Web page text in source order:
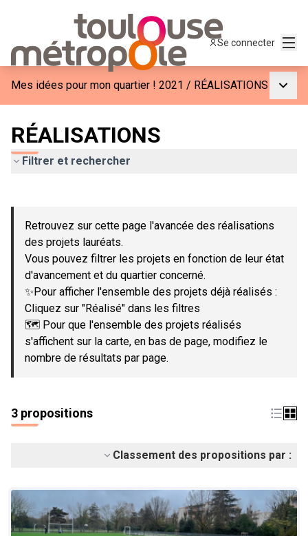
Se connecter
Mes idées pour mon quartier ! 2021 / RÉALISATIONS
RÉALISATIONS
Filtrer et rechercher
−
Retrouvez sur cette page l'avancée des réalisations
des projets lauréats.
Vous pouvez filtrer les projets en fonction de leur état
d'avancement et du quartier concerné.
✨Pour afficher l'ensemble des projets déjà réalisés :
Cliquez sur "Réalisé" dans les filtres
🗺️ Pour que l'ensemble des projets réalisés
s'affichent sur la carte, en bas de page, modifiez le
nombre de résultats par page.
3 propositions
Classement des propositions par :